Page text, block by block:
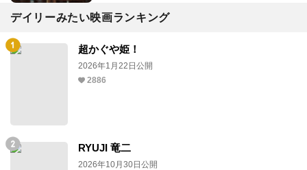
デイリーみたい映画ランキング
超かぐや姫！
2026年1月22日公開
2886
RYUJI 竜二
2026年10月30日公開